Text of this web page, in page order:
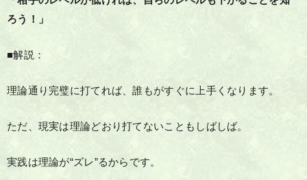
ろう！」
■解説：
理論通り完璧に打てれば、誰もがすぐに上手くなります。
ただ、現実は理論どおり打てないこともしばしば。
実践は理論が“ズレ”るからです。